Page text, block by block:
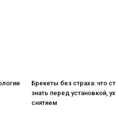
Брекеты без страха: что
знать перед установкой,
снятием